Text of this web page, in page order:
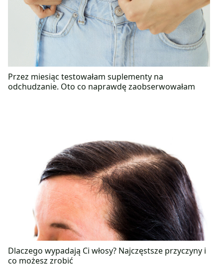
Przez miesiąc testowałam suplementy na
odchudzanie. Oto co naprawdę zaobserwowałam
Dlaczego wypadają Ci włosy? Najczęstsze przyczyny i
co możesz zrobić